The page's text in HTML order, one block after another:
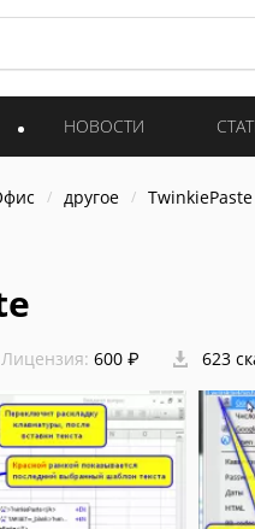
НОВОСТИ
другое TwinkiePaste
Лицензия: 600 ₽ 623